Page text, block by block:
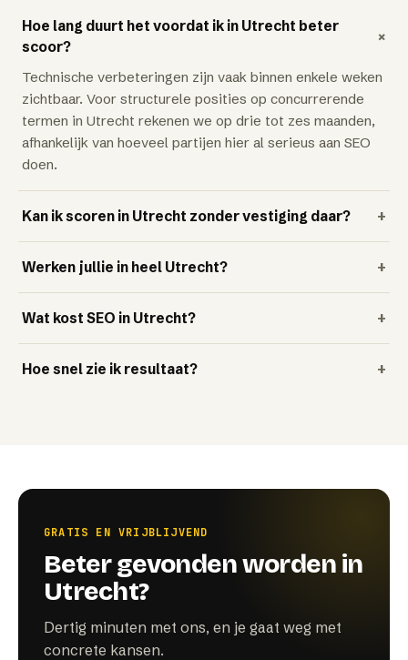
Hoe lang duurt het voordat ik in Utrecht beter
scoor?
+
Technische verbeteringen zijn vaak binnen enkele weken
zichtbaar. Voor structurele posities op concurrerende
termen in Utrecht rekenen we op drie tot zes maanden,
afhankelijk van hoeveel partijen hier al serieus aan SEO
doen.
Kan ik scoren in Utrecht zonder vestiging daar? +
Werken jullie in heel Utrecht? +
Wat kost SEO in Utrecht? +
Hoe snel zie ik resultaat? +
GRATIS EN VRIJBLIJVEND
Beter gevonden worden in
Utrecht?
Dertig minuten met ons, en je gaat weg met
concrete kansen.